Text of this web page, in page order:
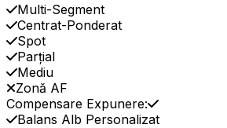
Multi-Segment
Centrat-Ponderat
Spot
Parțial
Mediu
Zonă AF
Compensare Expunere:
Balans Alb Personalizat